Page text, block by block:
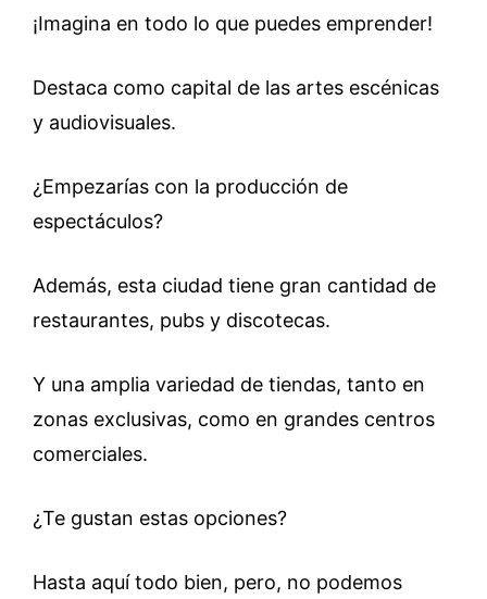
¡Imagina en todo lo que puedes emprender!
Destaca como capital de las artes escénicas
y audiovisuales.
¿Empezarías con la producción de
espectáculos?
Además, esta ciudad tiene gran cantidad de
restaurantes, pubs y discotecas.
Y una amplia variedad de tiendas, tanto en
zonas exclusivas, como en grandes centros
comerciales.
¿Te gustan estas opciones?
Hasta aquí todo bien, pero, no podemos